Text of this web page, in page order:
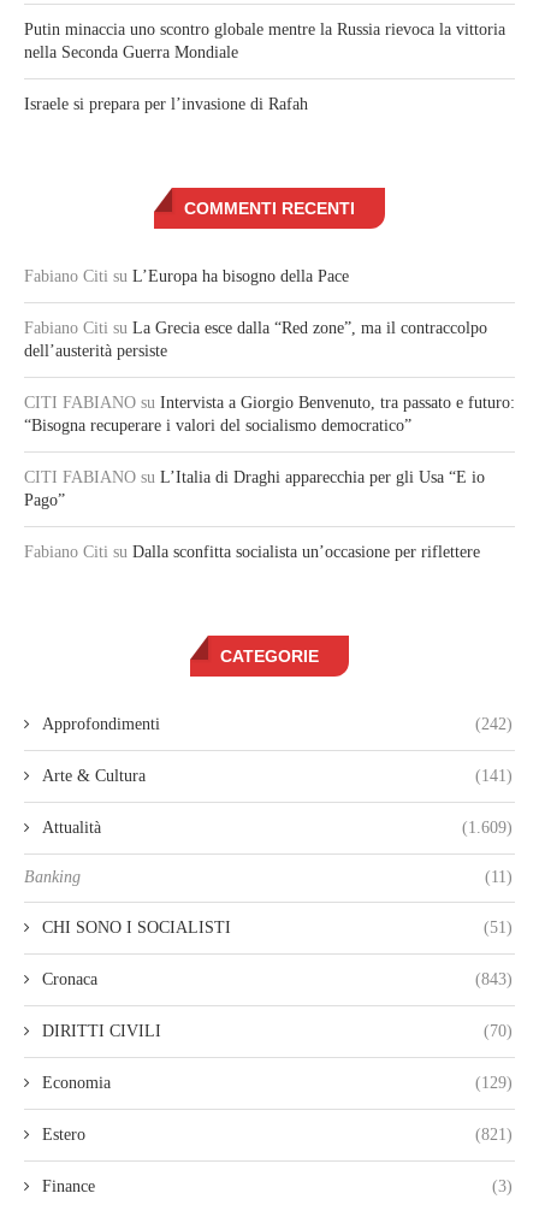
Putin minaccia uno scontro globale mentre la Russia rievoca la vittoria
nella Seconda Guerra Mondiale
Israele si prepara per l’invasione di Rafah
COMMENTI RECENTI
Fabiano Citi su L’Europa ha bisogno della Pace
Fabiano Citi su La Grecia esce dalla “Red zone”, ma il contraccolpo
dell’austerità persiste
CITI FABIANO su Intervista a Giorgio Benvenuto, tra passato e futuro:
“Bisogna recuperare i valori del socialismo democratico”
CITI FABIANO su L’Italia di Draghi apparecchia per gli Usa “E io
Pago”
Fabiano Citi su Dalla sconfitta socialista un’occasione per riflettere
CATEGORIE
Approfondimenti (242)
Arte & Cultura (141)
Attualità (1.609)
Banking (11)
CHI SONO I SOCIALISTI (51)
Cronaca (843)
DIRITTI CIVILI (70)
Economia (129)
Estero (821)
Finance (3)